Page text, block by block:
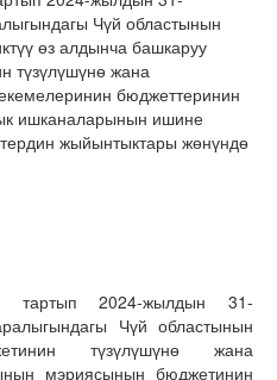
Чүй областынын
өз алдынча башкаруу
түзүлүшүнө жана
бюджеттеринин
ишканаларынын ишине
жыйынтыктары жөнүндө
тартып 2024-жылдын 31-
Чүй областынын
түзүлүшүнө жана
мэриясынын бюджетинин